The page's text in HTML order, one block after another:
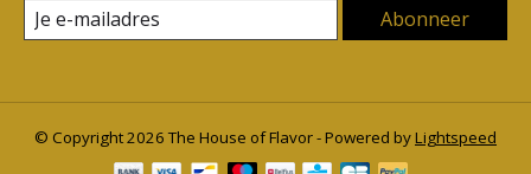
Abonneer
© Copyright 2026 The House of Flavor - Powered byLightspeed